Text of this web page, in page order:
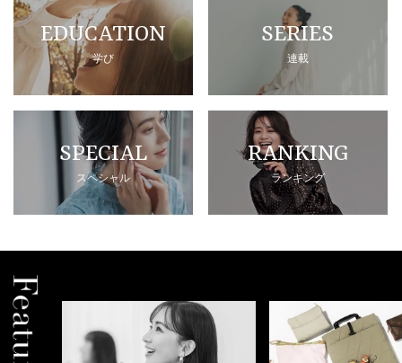
EDUCATION
学び
SERIES
連載
SPECIAL
スペシャル
RANKING
ランキング